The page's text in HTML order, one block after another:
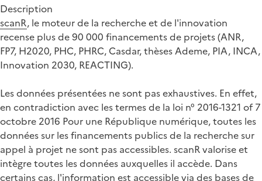
Description
scanR, le moteur de la recherche et de l'innovation
recense plus de 90 000 financements de projets (ANR,
FP7, H2020, PHC, PHRC, Casdar, thèses Ademe, PIA, INCA,
Innovation 2030, REACTING).
Les données présentées ne sont pas exhaustives. En effet,
en contradiction avec les termes de la loi n° 2016-1321 of 7
octobre 2016 Pour une République numérique, toutes les
données sur les financements publics de la recherche sur
appel à projet ne sont pas accessibles. scanR valorise et
intègre toutes les données auxquelles il accède. Dans
certains cas, l'information est accessible via des bases de